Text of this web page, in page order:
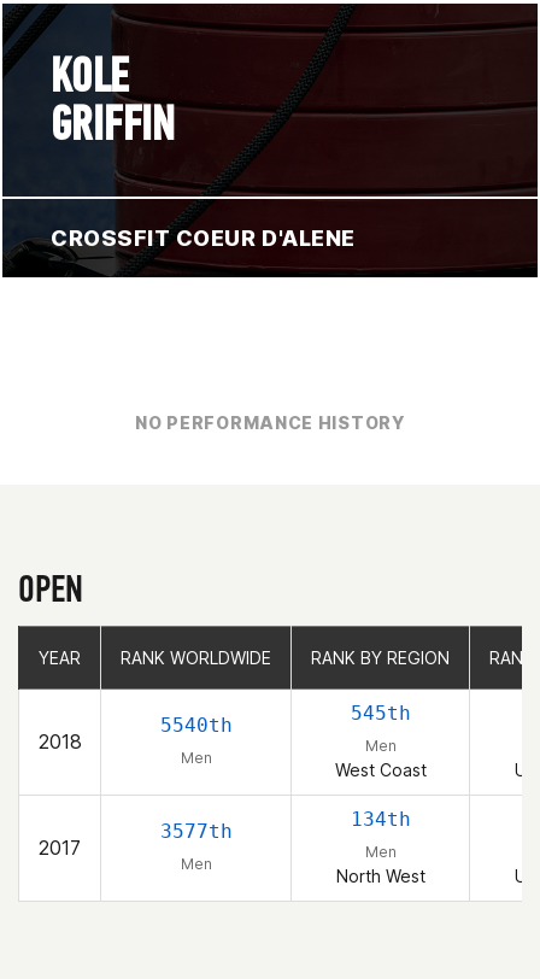
KOLE
GRIFFIN
CROSSFIT COEUR D'ALENE
NO PERFORMANCE HISTORY
OPEN
YEAR RANK WORLDWIDE RANK BY REGION RANK
2018
5540th
Men
545th
Men
West Coast
2017
3577th
Men
134th
Men
North West
YEAR RANK WORLDWIDE RANK BY REGION RANK